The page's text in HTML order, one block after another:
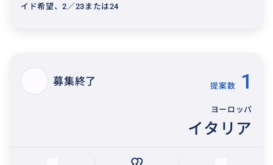
イド希望、2／23または24
募集終了 提案数 1
ヨーロッパ
イタリア